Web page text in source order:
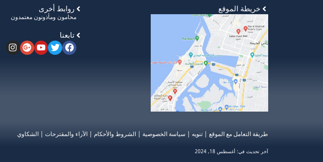
روابط أخرى
محامون ومأذونون معتمدون
تابعنا
خريطة الموقع
طريقة التعامل مع الموقع | تنويه | سياسة الخصوصية | الشروط والأحكام | الآراء والمقترحات | الشكاوي
آخر تحديث في: أغسطس 18, 2024